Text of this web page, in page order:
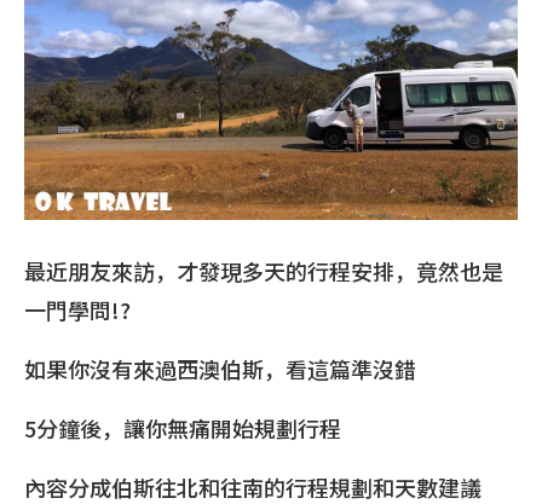
最近朋友來訪，才發現多天的行程安排，竟然也是
一門學問!?
如果你沒有來過西澳伯斯，看這篇準沒錯
5分鐘後，讓你無痛開始規劃行程
內容分成伯斯往北和往南的行程規劃和天數建議